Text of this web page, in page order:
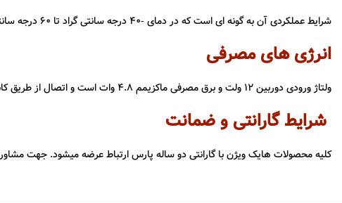
شرایط عملکردی آن به گونه ای است که در دمای -40 درجه سانتی گراد تا 60 درجه سانتی گراد و رطوبت هوای کمتر از 90 درصد مشکلی برای دوربین بوجود نمی آید.
انرژی های مصرفی
ولتاژ ورودی دوربین 12 ولت و برق مصرفی ماکزیمم 4.8 وات است و اتصال از طریق کابل کواکسیال به دستگاه DVR انجام میگیرد.
شرایط گارانتی و ضمانت
کلیه محصولات هایک ویژن با گارانتی دو ساله پارس ارتباط عرضه میشود. جهت